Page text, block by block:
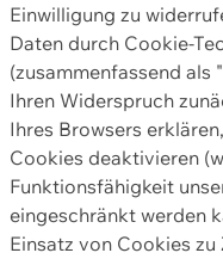
Einwilligung zu
Daten durch Cookie-
(zusammenfassend als
Ihren Widerspruch
Ihres Browsers
Cookies deaktivieren
Funktionsfähigkeit
eingeschränkt werden
Einsatz von Cookies